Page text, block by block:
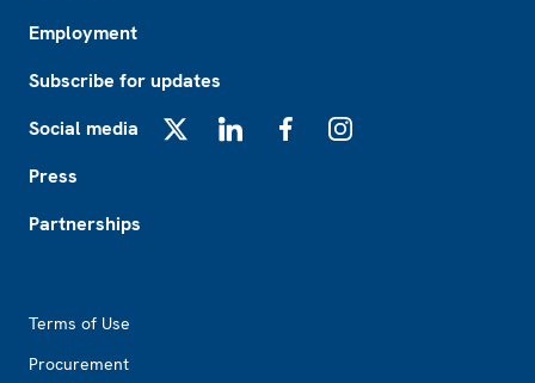
Employment
Subscribe for updates
Social media
Press
Partnerships
Terms of Use
Procurement